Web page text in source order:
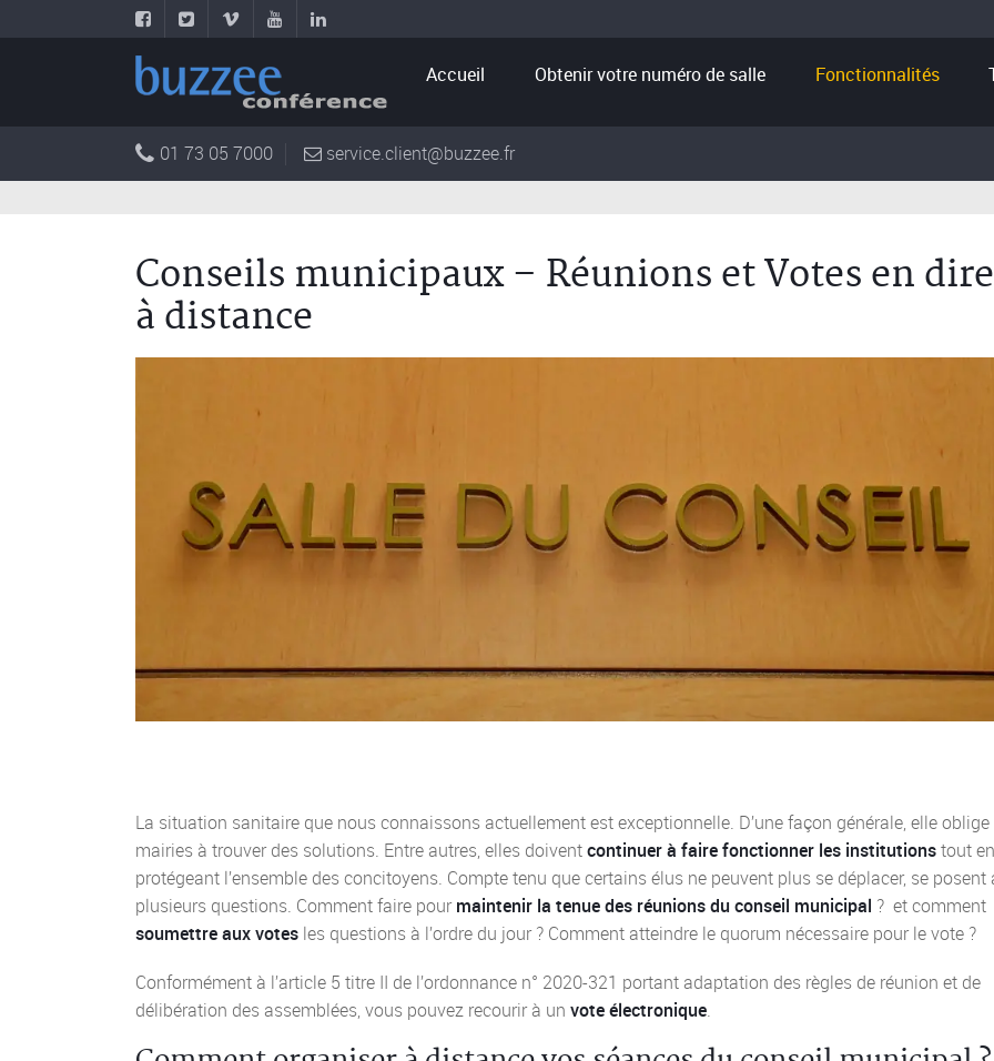
Accueil Obtenir votre numéro de salle Fonctionnalités
01 73 05 7000 service.client@buzzee.fr
Conseils municipaux – Réunions et Votes en
à distance
La situation sanitaire que nous connaissons actuellement est exceptionnelle. D’une façon générale, elle oblige
mairies à trouver des solutions. Entre autres, elles doiventcontinuer à faire fonctionner les institutionstout en
protégeant l’ensemble des concitoyens. Compte tenu que certains élus ne peuvent plus se déplacer, se posent
plusieurs questions. Comment faire pourmaintenir la tenue des réunions du conseil municipal ? et comment
soumettre aux votes les questions à l’ordre du jour ? Comment atteindre le quorum nécessaire pour le vote ?
Conformément à l’article 5 titre II de l’ordonnance n° 2020-321 portant adaptation des règles de réunion et de
délibération des assemblées, vous pouvez recourir à un vote électronique.